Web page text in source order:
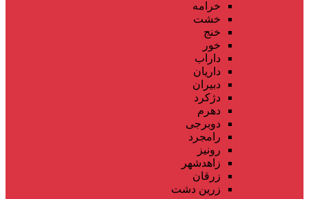
خرامه
خشت
خنج
خور
داراب
داریان
دبیران
دژکرد
دهرم
دوبرجی
رامجرد
رونیز
زاهدشهر
زرقان
زرین دشت